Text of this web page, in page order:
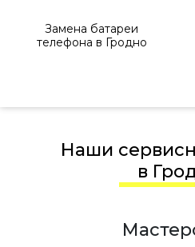
Замена батареи
телефона в Гродно
Наши
в